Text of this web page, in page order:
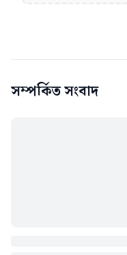
সম্পর্কিত সংবাদ